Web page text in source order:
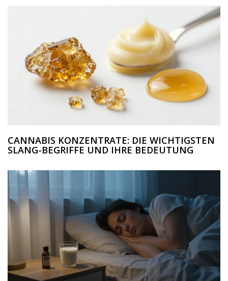
CANNABIS KONZENTRATE: DIE WICHTIGSTEN
SLANG-BEGRIFFE UND IHRE BEDEUTUNG